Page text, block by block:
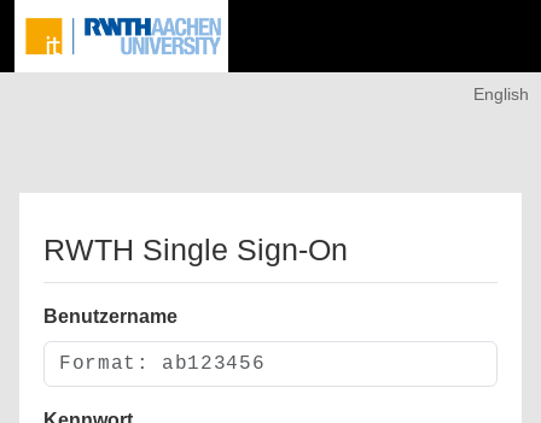
English
RWTH Single Sign-On
Benutzername